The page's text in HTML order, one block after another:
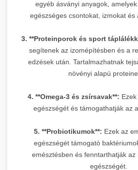
egyéb ásványi anyagok,
egészséges csontokat, izmokat és
3. **Proteinporok és sport
segítenek az izomépítésben és a
edzések után. Tartalmazhatnak
növényi alapú
4. **Omega-3 és zsírsavak**:
egészségét és támogathatják az
5. **Probiotikumok**: Ezek az
egészségét támogató
emésztésben és fenntarthatják az
egészségét.